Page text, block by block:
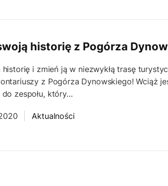
historię z Pogórza
i zmień ją w niezwykłą trasę
z Pogórza Dynowskiego! Wciąż
do zespołu, który…
Aktualności